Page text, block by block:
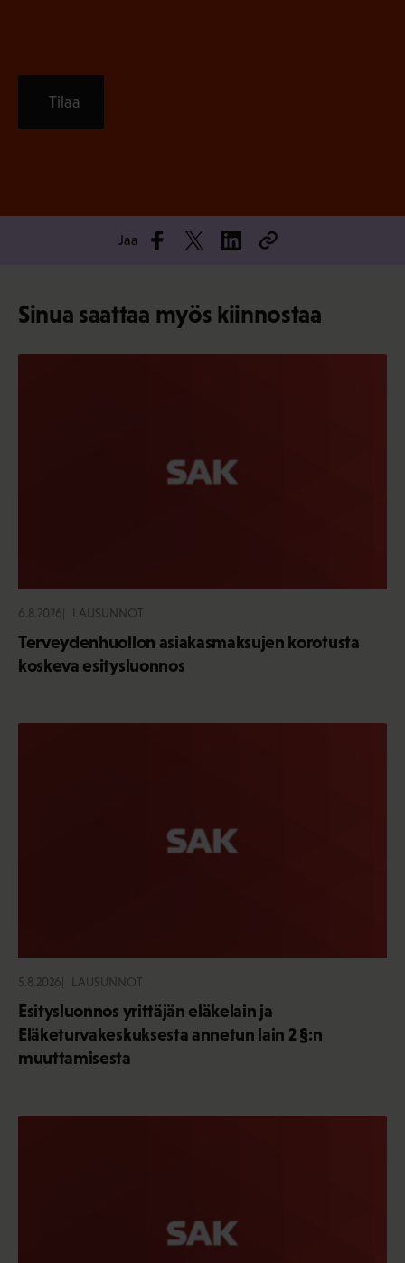
Tilaa
Jaa
Sinua saattaa myös kiinnostaa
6.8.2026 LAUSUNNOT
Terveydenhuollon asiakasmaksujen korotusta
koskeva esitysluonnos
5.8.2026 LAUSUNNOT
Esitysluonnos yrittäjän eläkelain ja
Eläketurvakeskuksesta annetun lain 2 §:n
muuttamisesta